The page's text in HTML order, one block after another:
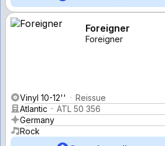
Foreigner
Foreigner
Vinyl 10-12''
Reissue
Atlantic
ATL 50 356
Germany
Rock